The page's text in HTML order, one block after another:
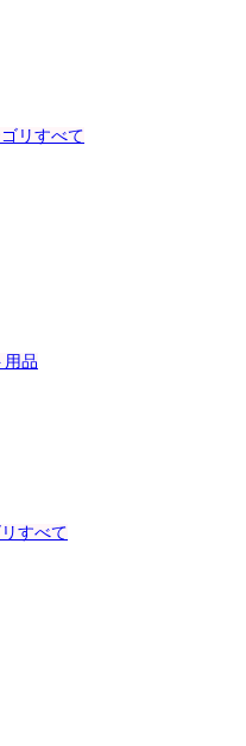
リすべて
用品
すべて